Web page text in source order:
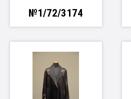
№1/72/3174